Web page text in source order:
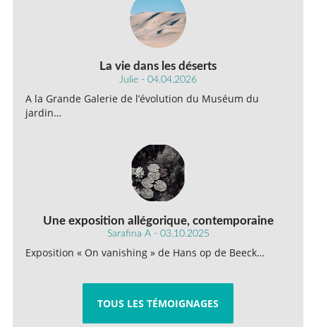
La vie dans les déserts
Julie - 04.04.2026
A la Grande Galerie de l’évolution du Muséum du
jardin…
Une exposition allégorique, contemporaine
Sarafina A - 03.10.2025
Exposition « On vanishing » de Hans op de Beeck…
TOUS LES TÉMOIGNAGES